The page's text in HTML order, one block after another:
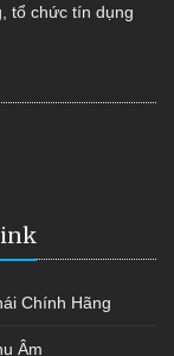
tổ chức tín dụng
Chính Hãng
Âm